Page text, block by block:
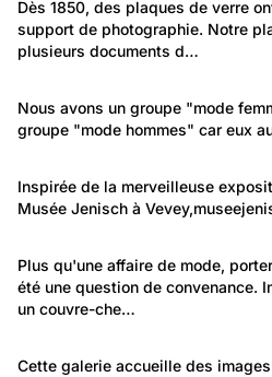
Les photographies sur plaque
Dès 1850, des plaques de verre
support de photographie. Notre
plusieurs documents d…
Portraits: Une vie
Mode Hommes
Nous avons un groupe "mode
groupe "mode hommes" car eux
Environnement: Nature et paysage
Le lac léman
Inspirée de la merveilleuse
Musée Jenisch à Vevey,
Temps libre et culture: Vie quotidienne
Chapeaux et bibis
Plus qu'une affaire de mode,
été une question de convenance.
un couvre-che…
Temps libre et culture: Vie quotidienne
Cette galerie accueille des